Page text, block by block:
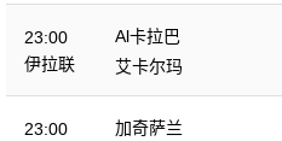
23:00
伊拉联
Al卡拉巴
艾卡尔玛
23:00
加奇萨兰